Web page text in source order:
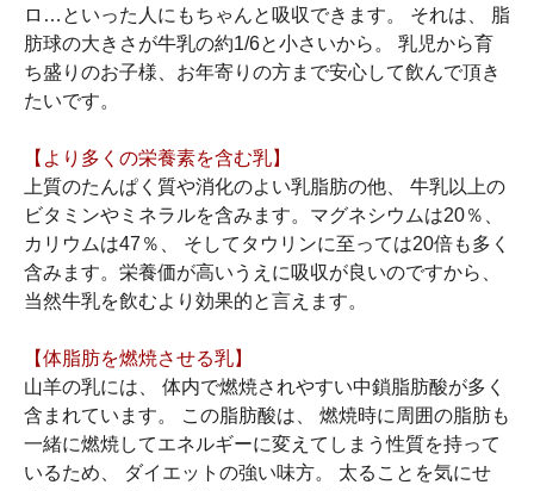
ロ…といった人にもちゃんと吸収できます。 それは、 脂
肪球の大きさが牛乳の約1/6と小さいから。 乳児から育
ち盛りのお子様、お年寄りの方まで安心して飲んで頂き
たいです。
【より多くの栄養素を含む乳】
上質のたんぱく質や消化のよい乳脂肪の他、 牛乳以上の
ビタミンやミネラルを含みます。マグネシウムは20％、
カリウムは47％、 そしてタウリンに至っては20倍も多く
含みます。栄養価が高いうえに吸収が良いのですから、
当然牛乳を飲むより効果的と言えます。
【体脂肪を燃焼させる乳】
山羊の乳には、 体内で燃焼されやすい中鎖脂肪酸が多く
含まれています。 この脂肪酸は、 燃焼時に周囲の脂肪も
一緒に燃焼してエネルギーに変えてしまう性質を持って
いるため、 ダイエットの強い味方。 太ることを気にせ